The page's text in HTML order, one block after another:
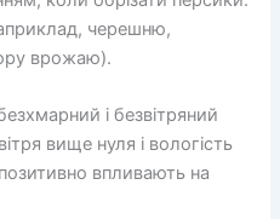
черешню,
врожаю).
і безвітряний
вище нуля і вологість
впливають на